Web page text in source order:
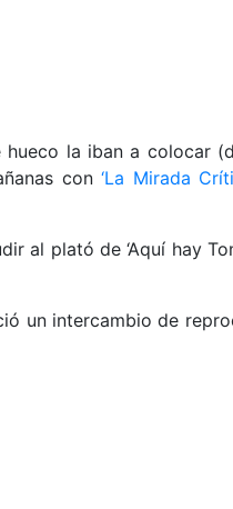
la iban a colocar
con‘La Mirada
al plató de ‘Aquí hay
un intercambio de